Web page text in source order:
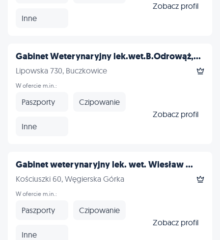
Inne
Zobacz profil
Gabinet Weterynaryjny lek.wet.B.Odrowąż,...
Lipowska 730, Buczkowice
W ofercie m.in.:
Paszporty Czipowanie
Inne
Zobacz profil
Gabinet weterynaryjny lek. wet. Wiesław ...
Kościuszki 60, Węgierska Górka
W ofercie m.in.:
Paszporty Czipowanie
Inne
Zobacz profil